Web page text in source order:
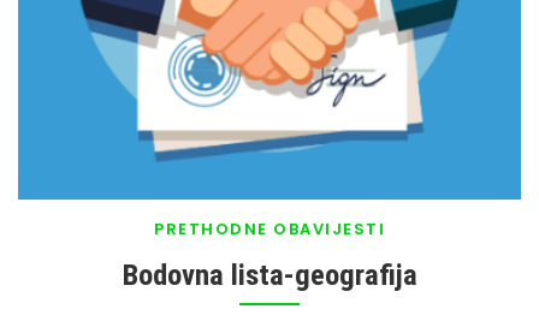
PRETHODNE OBAVIJESTI
Bodovna lista-geografija